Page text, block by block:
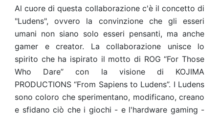
Al cuore di questa collaborazione c'è il concetto di
"Ludens", ovvero la convinzione che gli esseri
umani non siano solo esseri pensanti, ma anche
gamer e creator. La collaborazione unisce lo
spirito che ha ispirato il motto di ROG “For Those
Who Dare” con la visione di KOJIMA
PRODUCTIONS “From Sapiens to Ludens”. I Ludens
sono coloro che sperimentano, modificano, creano
e sfidano ciò che i giochi - e l'hardware gaming -